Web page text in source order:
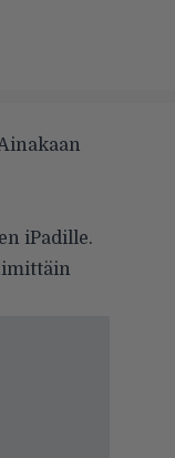
iPadille.